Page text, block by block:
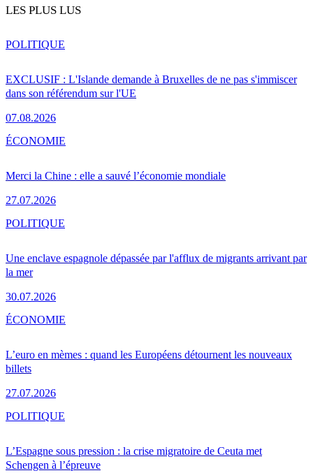
LES PLUS LUS
EXCLUSIF : L'Islande demande à Bruxelles de ne pas s'immiscer
dans son référendum sur l'UE
07.08.2026
POLITIQUE
Merci la Chine : elle a sauvé l’économie mondiale
27.07.2026
ÉCONOMIE
Une enclave espagnole dépassée par l'afflux de migrants arrivant par
la mer
30.07.2026
POLITIQUE
L’euro en mèmes : quand les Européens détournent les nouveaux
billets
27.07.2026
ÉCONOMIE
L’Espagne sous pression : la crise migratoire de Ceuta met
Schengen à l’épreuve
POLITIQUE